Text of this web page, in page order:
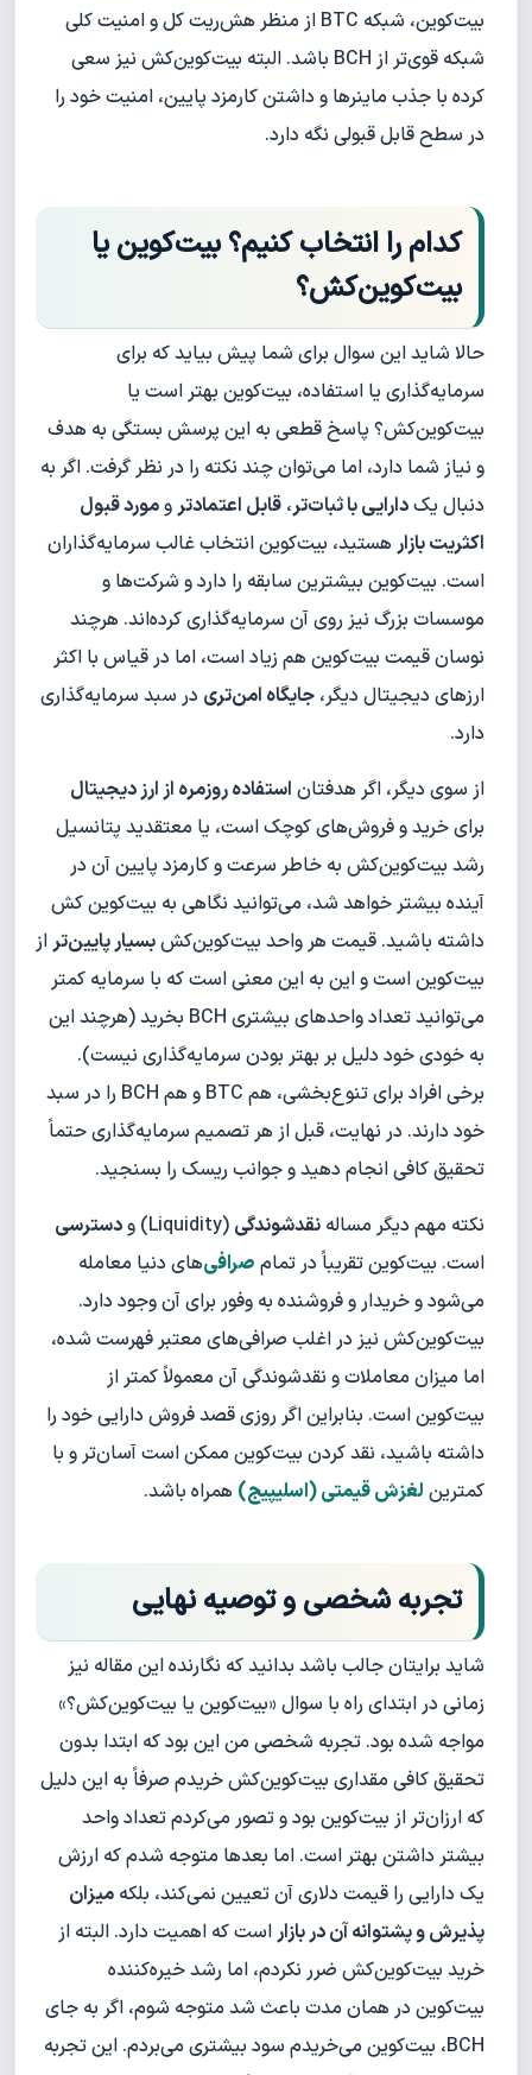
بیت‌کوین، شبکه BTC از منظر هش‌ریت کل و امنیت کلی
شبکه قوی‌تر از BCH باشد. البته بیت‌کوین‌کش نیز سعی
کرده با جذب ماینرها و داشتن کارمزد پایین، امنیت خود را
در سطح قابل قبولی نگه دارد.
کدام را انتخاب کنیم؟ بیت‌کوین یا
بیت‌کوین‌کش؟
حالا شاید این سوال برای شما پیش بیاید که برای
سرمایه‌گذاری یا استفاده، بیت‌کوین بهتر است یا
بیت‌کوین‌کش؟ پاسخ قطعی به این پرسش بستگی به هدف
و نیاز شما دارد، اما می‌توان چند نکته را در نظر گرفت. اگر به
دنبال یکدارایی با ثبات‌تر، قابل اعتمادترومورد قبول
اکثریت بازار هستید، بیت‌کوین انتخاب غالب سرمایه‌گذاران
است. بیت‌کوین بیشترین سابقه را دارد و شرکت‌ها و
موسسات بزرگ نیز روی آن سرمایه‌گذاری کرده‌اند. هرچند
نوسان قیمت بیت‌کوین هم زیاد است، اما در قیاس با اکثر
ارزهای دیجیتال دیگر، جایگاه امن‌تری در سبد سرمایه‌گذاری
دارد.
از سوی دیگر، اگر هدفتان استفاده روزمره از ارز دیجیتال
برای خرید و فروش‌های کوچک است، یا معتقدید پتانسیل
رشد بیت‌کوین‌کش به خاطر سرعت و کارمزد پایین آن در
آینده بیشتر خواهد شد، می‌توانید نگاهی به بیت‌کوین کش
داشته باشید. قیمت هر واحد بیت‌کوین‌کشبسیار پایین‌تراز
بیت‌کوین است و این به این معنی است که با سرمایه کمتر
می‌توانید تعداد واحدهای بیشتری BCH بخرید (هرچند این
به خودی خود دلیل بر بهتر بودن سرمایه‌گذاری نیست).
برخی افراد برای تنوع‌بخشی، هم BTC و هم BCH را در سبد
خود دارند. در نهایت، قبل از هر تصمیم سرمایه‌گذاری حتماً
تحقیق کافی انجام دهید و جوانب ریسک را بسنجید.
نکته مهم دیگر مساله نقدشوندگی (Liquidity) و
دسترسی
است. بیت‌کوین تقریباً در تمام صرافی‌های دنیا معامله
می‌شود و خریدار و فروشنده به وفور برای آن وجود دارد.
بیت‌کوین‌کش نیز در اغلب صرافی‌های معتبر فهرست شده،
اما میزان معاملات و نقدشوندگی آن معمولاً کمتر از
بیت‌کوین است. بنابراین اگر روزی قصد فروش دارایی خود را
داشته باشید، نقد کردن بیت‌کوین ممکن است آسان‌تر و با
کمترین لغزش قیمتی (اسلیپیج) همراه باشد.
تجربه شخصی و توصیه نهایی
شاید برایتان جالب باشد بدانید که نگارنده این مقاله نیز
زمانی در ابتدای راه با سوال «بیت‌کوین یا بیت‌کوین‌کش؟»
مواجه شده بود. تجربه شخصی من این بود که ابتدا بدون
تحقیق کافی مقداری بیت‌کوین‌کش خریدم صرفاً به این دلیل
که ارزان‌تر از بیت‌کوین بود و تصور می‌کردم تعداد واحد
بیشتر داشتن بهتر است. اما بعدها متوجه شدم که ارزش
یک دارایی را قیمت دلاری آن تعیین نمی‌کند، بلکه میزان
پذیرش و پشتوانه آن در بازاراست که اهمیت دارد. البته از
خرید بیت‌کوین‌کش ضرر نکردم، اما رشد خیره‌کننده
بیت‌کوین در همان مدت باعث شد متوجه شوم، اگر به جای
BCH، بیت‌کوین می‌خریدم سود بیشتری می‌بردم. این تجربه